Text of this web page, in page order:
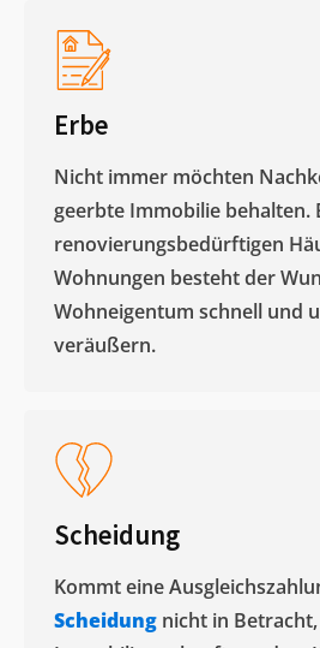
Erbe
Nicht immer möchten
geerbte Immobilie behalten.
renovierungsbedürftigen
Wohnungen besteht der
Wohneigentum schnell und
veräußern. ​
Scheidung
Kommt eine
Scheidung nicht in